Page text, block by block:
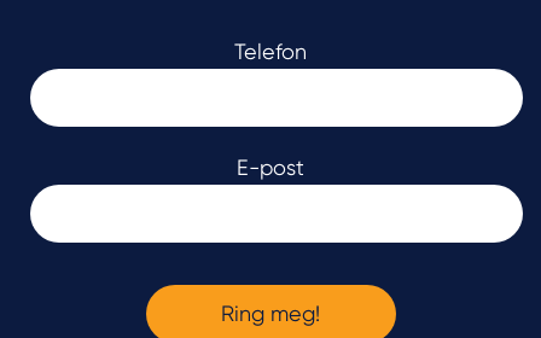
Telefon
E-post